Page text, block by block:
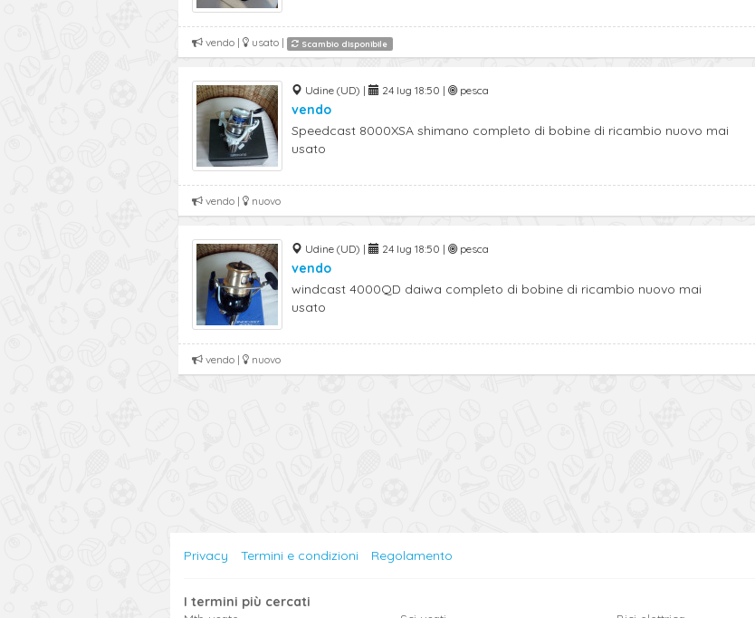
vendo | usato | Scambio disponibile
Udine (UD) | 24 lug 18:50 | pesca
vendo
Speedcast 8000XSA shimano completo di bobine di ricambio nuovo mai
usato
vendo | nuovo
Udine (UD) | 24 lug 18:50 | pesca
vendo
windcast 4000QD daiwa completo di bobine di ricambio nuovo mai
usato
vendo | nuovo
Privacy Termini e condizioni Regolamento
I termini più cercati